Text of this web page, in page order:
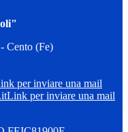
Cento (Fe)
per inviare una mail
Link per inviare una mail